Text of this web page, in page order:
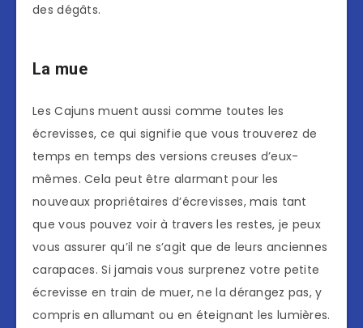
des dégâts.
La mue
Les Cajuns muent aussi comme toutes les
écrevisses, ce qui signifie que vous trouverez de
temps en temps des versions creuses d’eux-
mêmes. Cela peut être alarmant pour les
nouveaux propriétaires d’écrevisses, mais tant
que vous pouvez voir à travers les restes, je peux
vous assurer qu’il ne s’agit que de leurs anciennes
carapaces. Si jamais vous surprenez votre petite
écrevisse en train de muer, ne la dérangez pas, y
compris en allumant ou en éteignant les lumières.